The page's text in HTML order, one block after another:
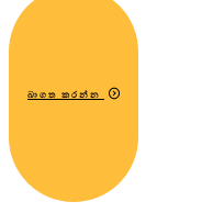
බාගත කරන්න